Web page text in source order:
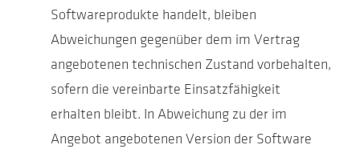
Softwareprodukte handelt, bleiben
Abweichungen gegenüber dem im Vertrag
angebotenen technischen Zustand vorbehalten,
sofern die vereinbarte Einsatzfähigkeit
erhalten bleibt. In Abweichung zu der im
Angebot angebotenen Version der Software